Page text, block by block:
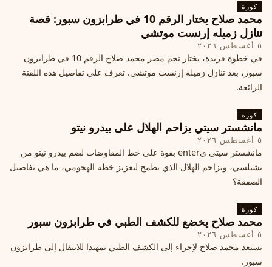
كورة
محمد صلاح يختار الرقم 10 في طرابزون سبور: قصة
تنازل زميله إرنست موتشي
٥ أغسطس ٢٠٢٦
في خطوة فريدة، يختار نجم مصر محمد صلاح الرقم 10 في طرابزون
سبور، بعد تنازل زميله إرنست موتشي. تعرف على تفاصيل هذه اللفتة
الرائعة.
كورة
مانشستر سيتي يزاحم الهلال على بيدرو نيتو
٥ أغسطس ٢٠٢٦
مانشستر سيتي يenter بقوة على خط المفاوضات لضم بيدرو نيتو من
تشيلسي، وتزاحم الهلال الذي يطمح لتعزيز خطه الهجومي، ما هي تفاصيل
الصفقة؟
كورة
محمد صلاح يخضع للكشف الطبي في طرابزون سبور
٥ أغسطس ٢٠٢٦
يستعد محمد صلاح لإجراء إلى الكشف الطبي تمهيدا للانتقال إلى طرابزون
سبور.